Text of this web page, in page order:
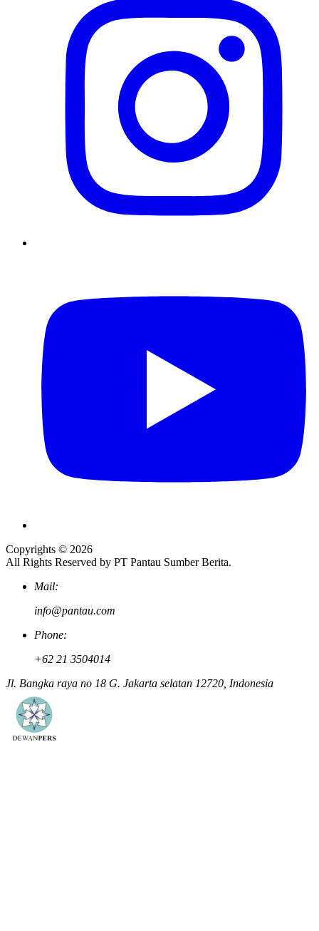
Copyrights © 2026
All Rights Reserved by PT Pantau Sumber Berita.
Mail:
info@pantau.com
Phone:
+62 21 3504014
Jl. Bangka raya no 18 G. Jakarta selatan 12720, Indonesia